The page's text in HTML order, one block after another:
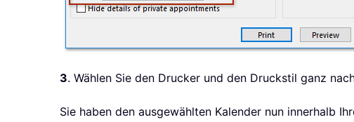
3. Wählen Sie den Drucker und den Druckstil ganz
Sie haben den ausgewählten Kalender nun innerhalb